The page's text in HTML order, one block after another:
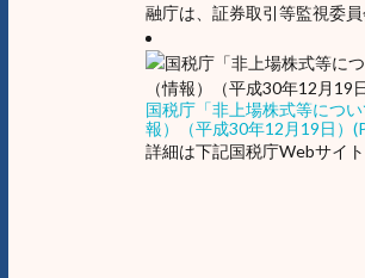
融庁は、証券取引等監視委
国税庁「非上場株式等につ
報）（平成30年12月19日）
詳細は下記国税庁Webサイ